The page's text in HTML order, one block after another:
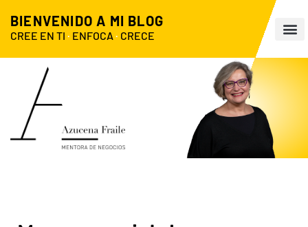
BIENVENIDO A MI BLOG
CREE EN TI · ENFOCA· CRECE